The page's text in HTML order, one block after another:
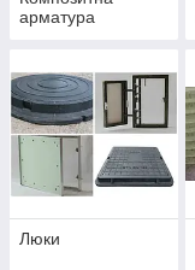
арматура
Люки